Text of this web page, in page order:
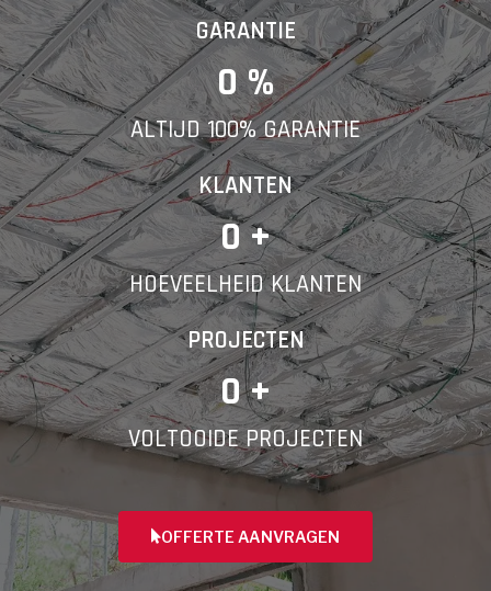
E-mail
Telefoonnummer
Vorige
GARANTIE
0 %
ALTIJD 100% GARANTIE
KLANTEN
0 +
HOEVEELHEID KLANTEN
PROJECTEN
0 +
VOLTOOIDE PROJECTEN
OFFERTE AANVRAGEN